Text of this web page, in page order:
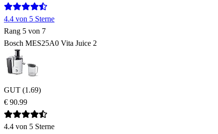
4.4 von 5 Sterne
Rang 5 von 7
Bosch MES25A0 Vita Juice 2
GUT (1.69)
€ 90.99
4.4 von 5 Sterne